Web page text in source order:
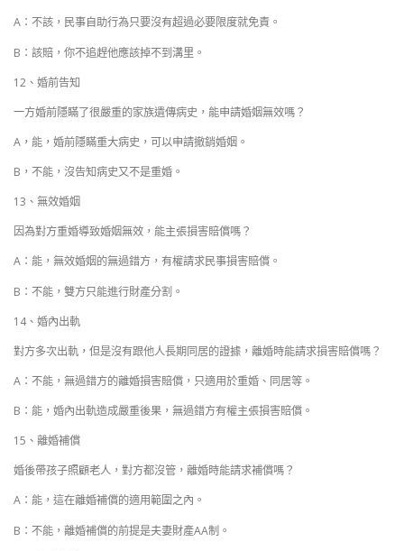
A：不該，民事自助行為只要沒有超過必要限度就免責。
B：該賠，你不追趕他應該掉不到溝里。
12、婚前告知
一方婚前隱瞞了很嚴重的家族遺傳病史，能申請婚姻無效嗎？
A，能，婚前隱瞞重大病史，可以申請撤銷婚姻。
B，不能，沒告知病史又不是重婚。
13、無效婚姻
因為對方重婚導致婚姻無效，能主張損害賠償嗎？
A：能，無效婚姻的無過錯方，有權請求民事損害賠償。
B：不能，雙方只能進行財產分割。
14、婚內出軌
對方多次出軌，但是沒有跟他人長期同居的證據，離婚時能請求損害賠償嗎？
A：不能，無過錯方的離婚損害賠償，只適用於重婚、同居等。
B：能，婚內出軌造成嚴重後果，無過錯方有權主張損害賠償。
15、離婚補償
婚後帶孩子照顧老人，對方都沒管，離婚時能請求補償嗎？
A：能，這在離婚補償的適用範圍之內。
B：不能，離婚補償的前提是夫妻財產AA制。